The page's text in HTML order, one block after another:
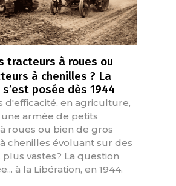
tracteurs à roues ou
à chenilles ? La
posée dès 1944
d'efficacité, en agriculture,
armée de petits
roues ou bien de gros
chenilles évoluant sur des
vastes? La question
à la Libération, en 1944.